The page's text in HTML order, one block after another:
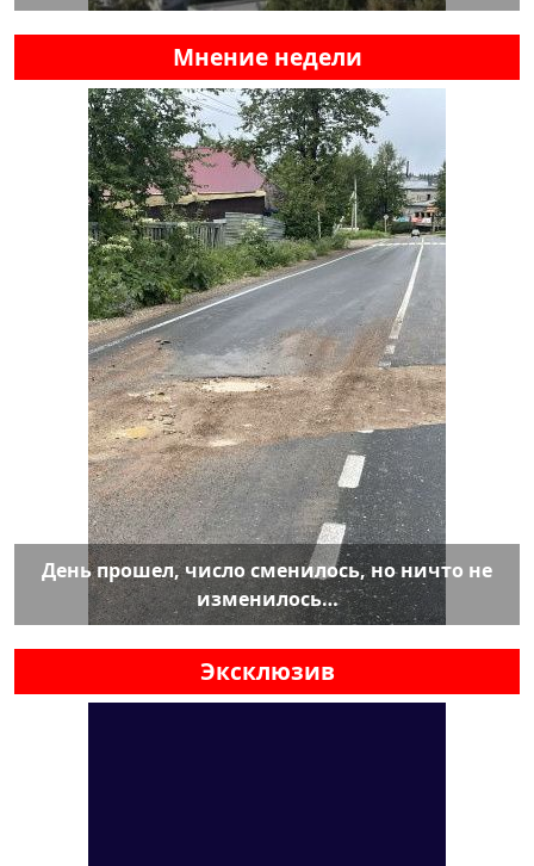
Мнение недели
День прошел, число сменилось, но ничто не
изменилось…
Эксклюзив